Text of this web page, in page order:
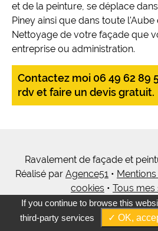
et de la peinture, se déplace
Piney ainsi que dans toute
Nettoyage de votre façade que
entreprise ou administration.
Contactez moi 06 49 62 89
rdv et faire un devis gratuit.
Ravalement de façade et
Réalisé par Agence51 •
cookies • Tous mes
If you continue to browse this
third-party services
✓ OK,